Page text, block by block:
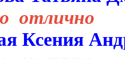
отлично